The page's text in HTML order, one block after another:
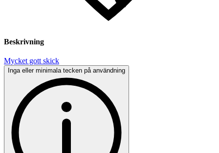
Beskrivning
Mycket gott skick
Inga eller minimala tecken på användning